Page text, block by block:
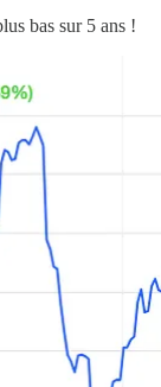
bas sur 5 ans !